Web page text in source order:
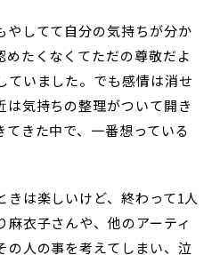
やしてて自分の気持ちが分か
めたくなくてただの尊敬だよ
ていました。でも感情は消せ
は気持ちの整理がついて開き
きた中で、一番想っている
は楽しいけど、終わって1人
麻衣子さんや、他のアーティ
の人の事を考えてしまい、泣